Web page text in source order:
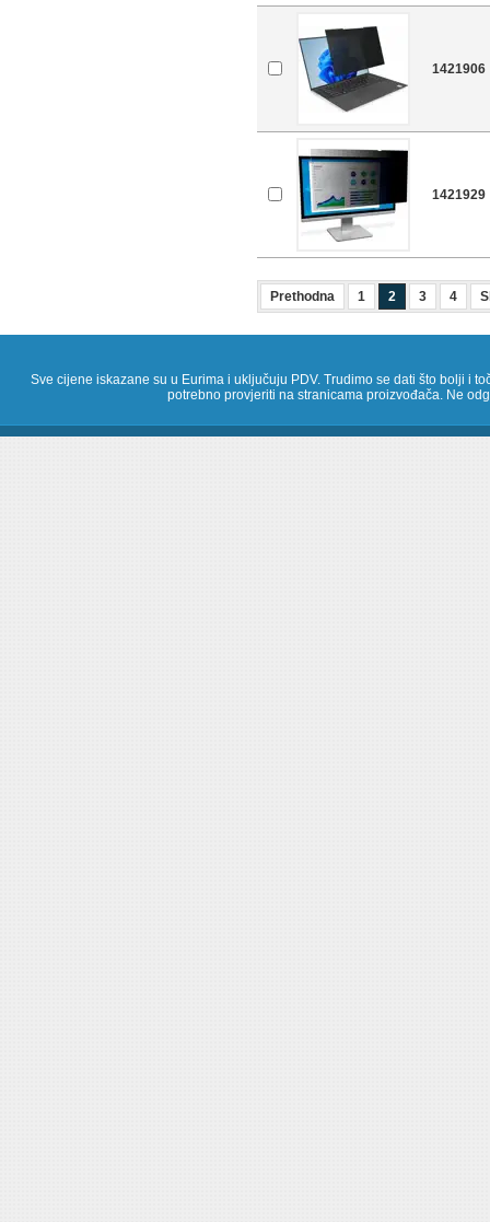
1421906
1421929
Prethodna 1 2 3 4
Sve cijene iskazane su u Eurima i uključuju PDV. Trudimo se dati što bolji i
potrebno provjeriti na stranicama proizvođača. Ne